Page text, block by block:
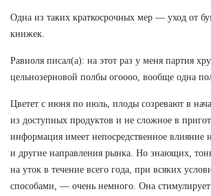
Одна из таких краткосрочных мер — уход от
книжек.
Равиоля писал(а): на этот раз у меня партия
цельнозерновой полбы огоооо, вообще одна
Цветет с июня по июль, плоды созревают в
из доступных продуктов и не сложное в
информация имеет непосредственное влияние
и другие направления рынка. Но знающих,
на уток в течение всего года, при всяких
способами, — очень немного. Она